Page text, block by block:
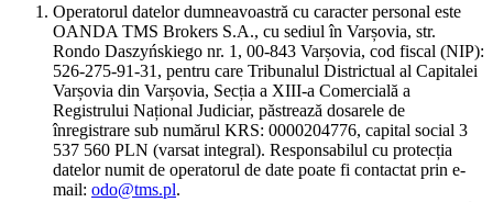
Operatorul datelor dumneavoastră cu caracter personal este
OANDA TMS Brokers S.A., cu sediul în Varșovia, str.
Rondo Daszyńskiego nr. 1, 00-843 Varșovia, cod fiscal (NIP):
526-275-91-31, pentru care Tribunalul Districtual al Capitalei
Varșovia din Varșovia, Secția a XIII-a Comercială a
Registrului Național Judiciar, păstrează dosarele de
înregistrare sub numărul KRS: 0000204776, capital social 3
537 560 PLN (varsat integral). Responsabilul cu protecția
datelor numit de operatorul de date poate fi contactat prin e-
mail: odo@tms.pl.